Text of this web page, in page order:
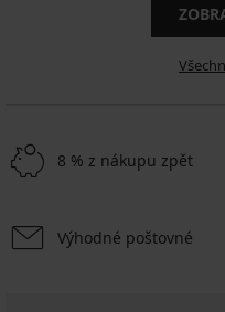
8 % z nákupu zpět
Výhodné poštovné